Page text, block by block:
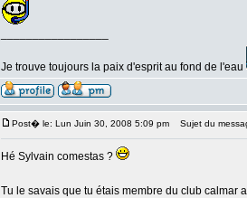
Je trouve toujours la paix d'esprit au fond de l'eau
Post� le: Lun Juin 30, 2008 5:09 pm Sujet du
Hé Sylvain comestas ?
Tu le savais que tu étais membre du club calmar